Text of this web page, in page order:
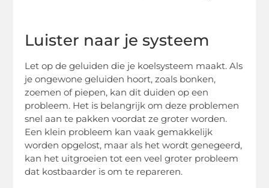
Luister naar je systeem
Let op de geluiden die je koelsysteem maakt. Als
je ongewone geluiden hoort, zoals bonken,
zoemen of piepen, kan dit duiden op een
probleem. Het is belangrijk om deze problemen
snel aan te pakken voordat ze groter worden.
Een klein probleem kan vaak gemakkelijk
worden opgelost, maar als het wordt genegeerd,
kan het uitgroeien tot een veel groter probleem
dat kostbaarder is om te repareren.